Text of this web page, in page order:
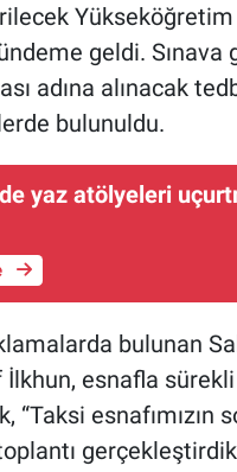
Yükseköğretim
geldi.
adına alınacak
bulunuldu.
yaz atölyeleri
bulunan
İlkhun, esnafla
esnafımızın
gerçekleştirdik.